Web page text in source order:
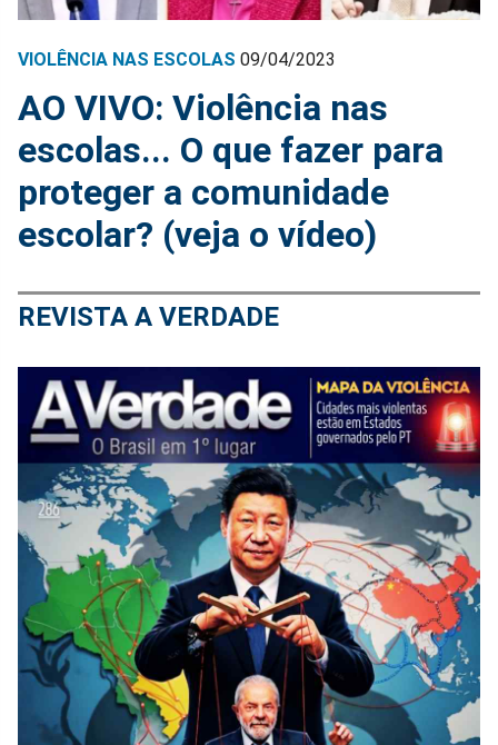
VIOLÊNCIA NAS ESCOLAS 09/04/2023
AO VIVO: Violência nas
escolas... O que fazer para
proteger a comunidade
escolar? (veja o vídeo)
REVISTA A VERDADE